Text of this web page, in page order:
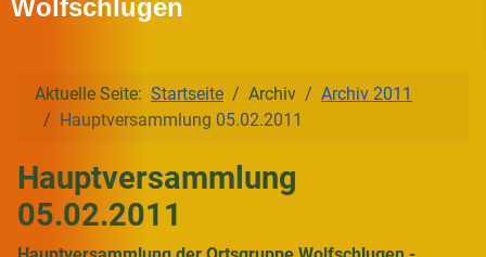
Wolfschlugen
Aktuelle Seite: Startseite Archiv
Archiv 2011
Hauptversammlung 05.02.2011
Hauptversammlung
05.02.2011